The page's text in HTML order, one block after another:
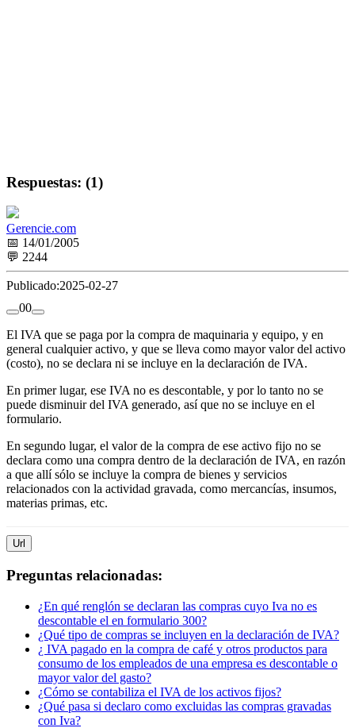
Respuestas: (1)
Gerencie.com
📅 14/01/2005
💬 2244
Publicado:2025-02-27
00
El IVA que se paga por la compra de maquinaria y equipo, y en
general cualquier activo, y que se lleva como mayor valor del activo
(costo), no se declara ni se incluye en la declaración de IVA.
En primer lugar, ese IVA no es descontable, y por lo tanto no se
puede disminuir del IVA generado, así que no se incluye en el
formulario.
En segundo lugar, el valor de la compra de ese activo fijo no se
declara como una compra dentro de la declaración de IVA, en razón
a que allí sólo se incluye la compra de bienes y servicios
relacionados con la actividad gravada, como mercancías, insumos,
materias primas, etc.
Url
Preguntas relacionadas:
¿En qué renglón se declaran las compras cuyo Iva no es
descontable el en formulario 300?
¿Qué tipo de compras se incluyen en la declaración de IVA?
¿ IVA pagado en la compra de café y otros productos para
consumo de los empleados de una empresa es descontable o
mayor valor del gasto?
¿Cómo se contabiliza el IVA de los activos fijos?
¿Qué pasa si declaro como excluidas las compras gravadas
con Iva?